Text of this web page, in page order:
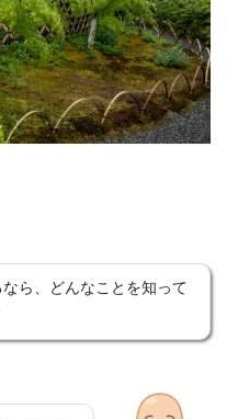
ら、どんなことを知って